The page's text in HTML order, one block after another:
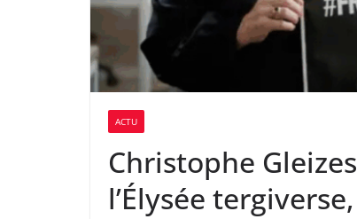
ACTU
Christophe
l’Élysée